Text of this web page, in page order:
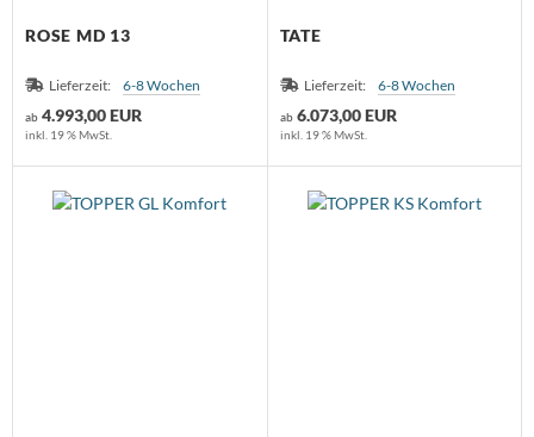
ROSE MD 13
Lieferzeit: 6-8 Wochen
ab 4.993,00 EUR
inkl. 19 % MwSt.
TATE
Lieferzeit: 6-8 Wochen
ab 6.073,00 EUR
inkl. 19 % MwSt.